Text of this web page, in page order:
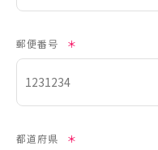
郵便番号 ＊
都道府県 ＊